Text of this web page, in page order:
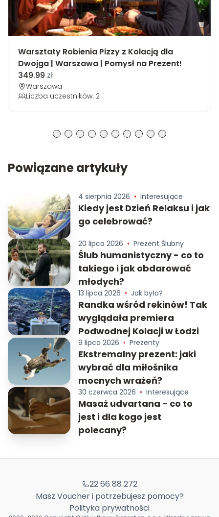
Warsztaty Robienia Pizzy z Kolacją dla
Dwojga | Warszawa | Pomysł na Prezent!
349.99 zł
Warszawa
Liczba uczestników: 2
Powiązane artykuły
4 sierpnia 2026 • Interesujące
Kiedy jest Dzień Relaksu i jak
go celebrować?
20 lipca 2026 • Prezent Ślubny
Ślub humanistyczny - co to
takiego i jak obdarować
młodych?
13 lipca 2026 • Jak było?
Randka wśród rekinów! Tak
wyglądała premiera
Podwodnej Kolacji w Łodzi
9 lipca 2026 • Prezenty
Ekstremalny prezent: jaki
wybrać dla miłośnika
mocnych wrażeń?
30 czerwca 2026 • Interesujące
Masaż udvartana - co to
jest i dla kogo jest
polecany?
22 66 88 272
Masz Voucher i potrzebujesz pomocy?
Polityka prywatności